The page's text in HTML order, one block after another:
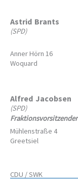
Astrid Brants
(SPD)
Anner Hörn 16
Woquard
Alfred Jacobsen
(SPD)
Fraktionsvorsitzender
Mühlenstraße 4
Greetsiel
CDU / SWK